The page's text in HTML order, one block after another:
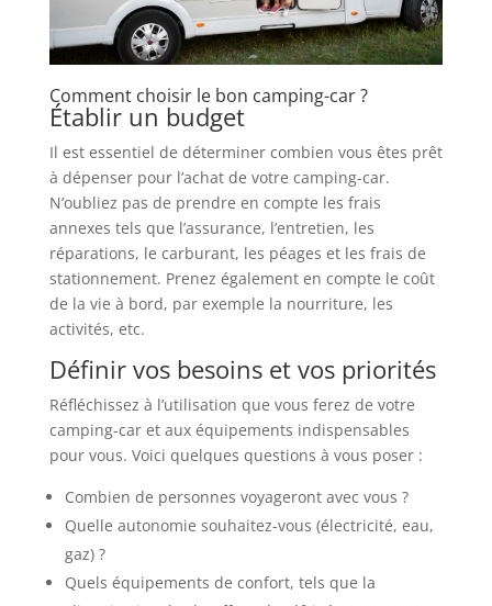
Comment choisir le bon camping-car ?
Établir un budget
Il est essentiel de déterminer combien vous êtes prêt
à dépenser pour l’achat de votre camping-car.
N’oubliez pas de prendre en compte les frais
annexes tels que l’assurance, l’entretien, les
réparations, le carburant, les péages et les frais de
stationnement. Prenez également en compte le coût
de la vie à bord, par exemple la nourriture, les
activités, etc.
Définir vos besoins et vos priorités
Réfléchissez à l’utilisation que vous ferez de votre
camping-car et aux équipements indispensables
pour vous. Voici quelques questions à vous poser :
Combien de personnes voyageront avec vous ?
Quelle autonomie souhaitez-vous (électricité, eau,
gaz) ?
Quels équipements de confort, tels que la